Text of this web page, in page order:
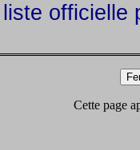
officielle
Cette page